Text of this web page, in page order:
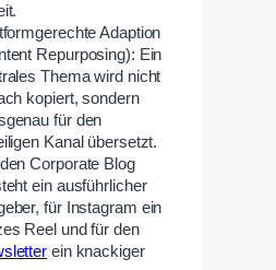
Adaption
Repurposing): Ein
Thema wird nicht
kopiert, sondern
für den
Kanal übersetzt.
Corporate Blog
ein ausführlicher
für Instagram ein
Reel und für den
ein knackiger